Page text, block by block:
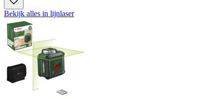
Bekijk alles in lijnlaser